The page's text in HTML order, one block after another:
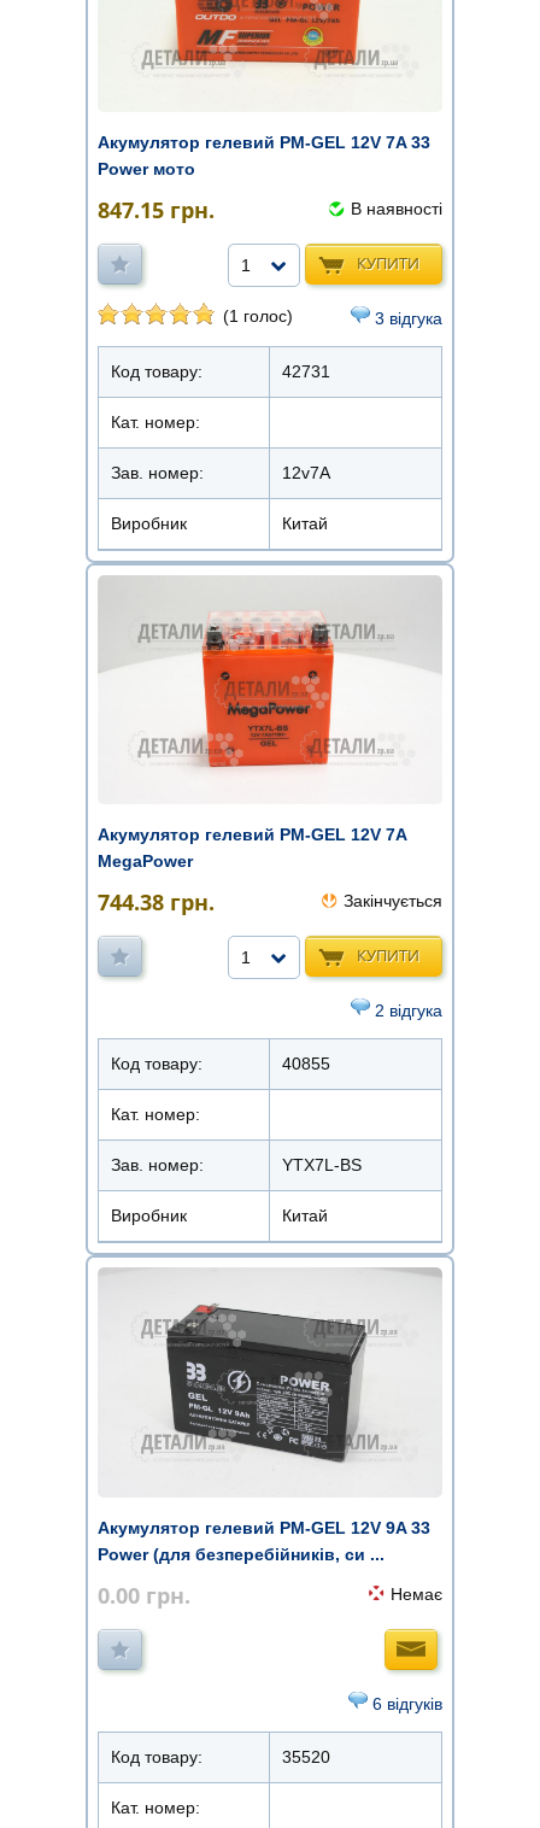
Акумулятор гелевий PM-GEL 12V 7A 33
Power мото
847.15 грн. В наявності
КУПИТИ
1
(1 голос) 3 відгука
Код товару: 42731
Кат. номер:
Зав. номер: 12v7A
Виробник Китай
Акумулятор гелевий PM-GEL 12V 7A
MegaPower
744.38 грн. Закінчується
КУПИТИ
1
2 відгука
Код товару: 40855
Кат. номер:
Зав. номер: YTX7L-BS
Виробник Китай
Акумулятор гелевий PM-GEL 12V 9A 33
Power (для безперебійників, си ...
0.00 грн. Немає
6 відгуків
Код товару: 35520
Кат. номер: